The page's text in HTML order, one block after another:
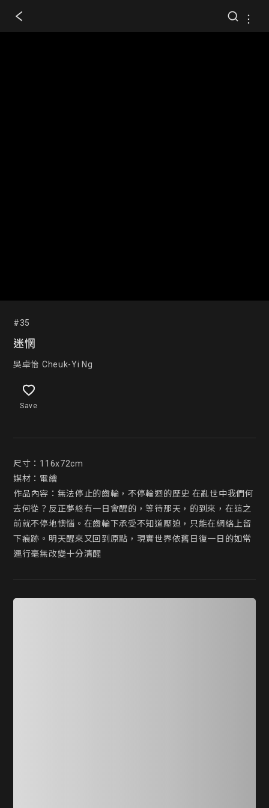
#35
迷惘
吳卓怡 Cheuk-Yi Ng
Save
尺寸：116x72cm
媒材：電繪
作品內容：無法停止的齒輪，不停輪迴的歷史 在亂世中我們何
去何從？反正夢終有一日會醒的，等待那天，的到來，在這之
前就不停地懊惱。在齒輪下承受不知道壓迫，只能在網絡上留
下痕跡。明天醒來又回到原點，現實世界依舊日復一日的如常
運行毫無改變十分清醒